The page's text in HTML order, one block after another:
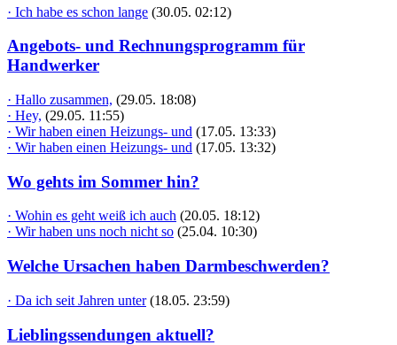
· Ich habe es schon lange (30.05. 02:12)
Angebots- und Rechnungsprogramm für
Handwerker
· Hallo zusammen, (29.05. 18:08)
· Hey, (29.05. 11:55)
· Wir haben einen Heizungs- und (17.05. 13:33)
· Wir haben einen Heizungs- und (17.05. 13:32)
Wo gehts im Sommer hin?
· Wohin es geht weiß ich auch (20.05. 18:12)
· Wir haben uns noch nicht so (25.04. 10:30)
Welche Ursachen haben Darmbeschwerden?
· Da ich seit Jahren unter (18.05. 23:59)
Lieblingssendungen aktuell?